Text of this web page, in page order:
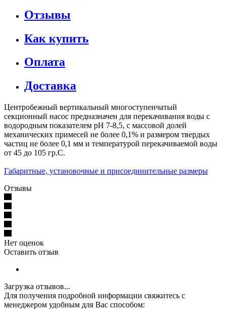
Отзывы
Как купить
Оплата
Доставка
Центробежный вертикальный многоступенчатый
секционный насос предназначен для перекачивания воды с
водородным показателем рН 7-8,5, с массовой долей
механических примесей не более 0,1% и размером твердых
частиц не более 0,1 мм и температурой перекачиваемой воды
от 45 до 105 гр.С.
Габаритные, установочные и присоединительные размеры
Отзывы
Нет оценок
Оставить отзыв
Загрузка отзывов...
Для получения подробной информации свяжитесь с
менеджером удобным для Вас способом: